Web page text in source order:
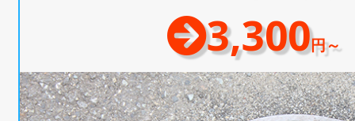
3,300円～